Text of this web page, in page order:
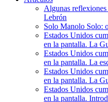
Algunas
Lebrón
Solo Manolo Solo:
Estados Unidos
en la pantalla. La
Estados Unidos
en la pantalla. La
Estados Unidos
en la pantalla. La
Estados Unidos
en la pantalla.